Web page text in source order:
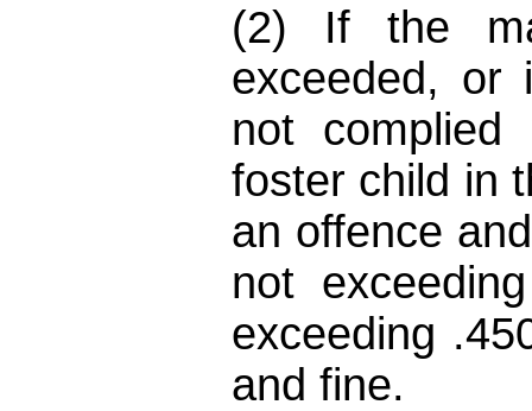
(2) If the
exceeded, or
not
foster child in
an offence
not
exceeding
and fine.